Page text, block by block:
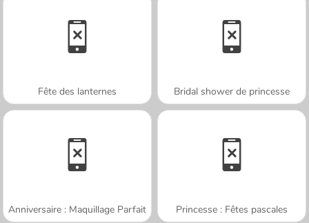
Fête des lanternes Bridal shower de princesse
Anniversaire : Maquillage Parfait Princesse : Fêtes pascales